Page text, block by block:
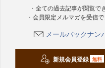
・全ての過去記事が閲覧で
・会員限定メルマガを受信
メールバックナン
新規会員登録 無料